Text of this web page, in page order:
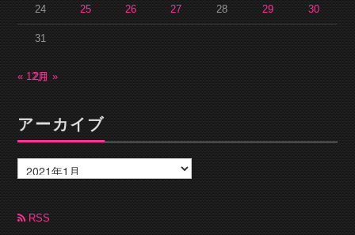
24 25 26 27 28 29 30
31
« 12月2月 »
アーカイブ
ー
カ
ブ RSS